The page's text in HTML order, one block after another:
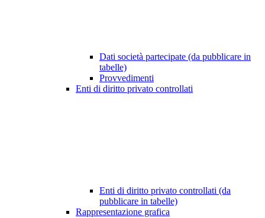
Dati società partecipate (da pubblicare in
tabelle)
Provvedimenti
Enti di diritto privato controllati
Enti di diritto privato controllati (da
pubblicare in tabelle)
Rappresentazione grafica